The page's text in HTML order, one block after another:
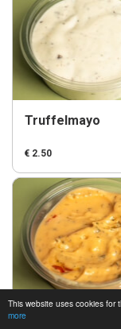
This website uses cookies for
more
Truffelmayo
€ 2.50
Pikante aioli